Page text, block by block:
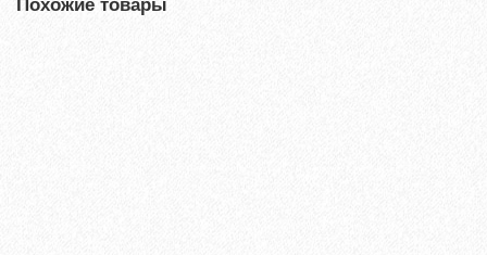
Похожие товары